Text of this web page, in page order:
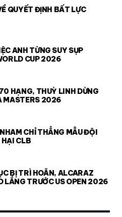
QUYẾT ĐỊNH BẤT LỰC
ANH TỪNG SUY SỤP
CUP 2026
HẠNG, THUỲ LINH DỪNG
MASTERS 2026
CHỈ THẲNG MẪU ĐỘI
HẠI CLB
BỊ TRÌ HOÃN, ALCARAZ
LẮNG TRƯỚC US OPEN 2026